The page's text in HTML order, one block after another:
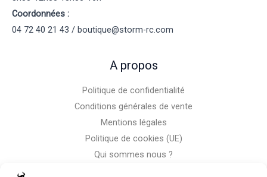
Coordonnées :
04 72 40 21 43 / boutique@storm-rc.com
A propos
Politique de confidentialité
Conditions générales de vente
Mentions légales
Politique de cookies (UE)
Qui sommes nous ?